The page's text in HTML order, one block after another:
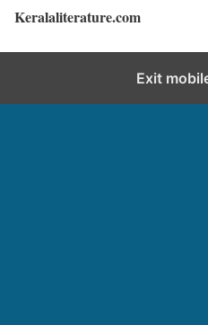
Keralaliterature.com
Exit